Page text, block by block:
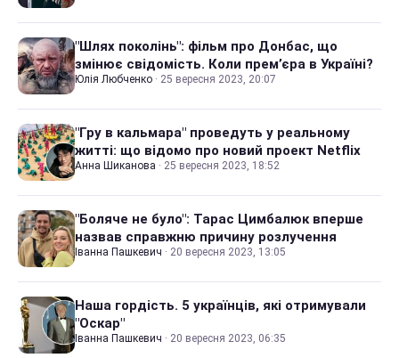
"Шлях поколінь": фільм про Донбас, що
змінює свідомість. Коли прем’єра в Україні?
Юлія Любченко · 25 вересня 2023, 20:07
"Гру в кальмара" проведуть у реальному
житті: що відомо про новий проект Netflix
Анна Шиканова · 25 вересня 2023, 18:52
"Боляче не було": Тарас Цимбалюк вперше
назвав справжню причину розлучення
Іванна Пашкевич · 20 вересня 2023, 13:05
Наша гордість. 5 українців, які отримували
"Оскар"
Іванна Пашкевич · 20 вересня 2023, 06:35